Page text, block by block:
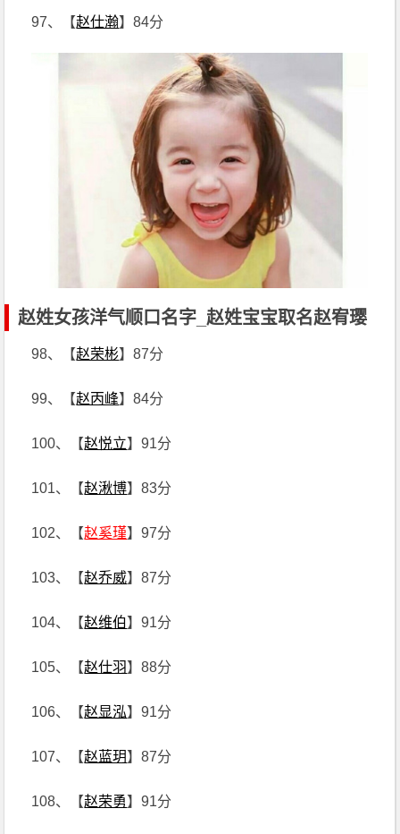
97、【赵仕瀚】84分
赵姓女孩洋气顺口名字_赵姓宝宝取名赵宥璎
98、【赵荣彬】87分
99、【赵丙峰】84分
100、【赵悦立】91分
101、【赵湫博】83分
102、【赵奚瑾】97分
103、【赵乔威】87分
104、【赵维伯】91分
105、【赵仕羽】88分
106、【赵显泓】91分
107、【赵蓝玥】87分
108、【赵荣勇】91分